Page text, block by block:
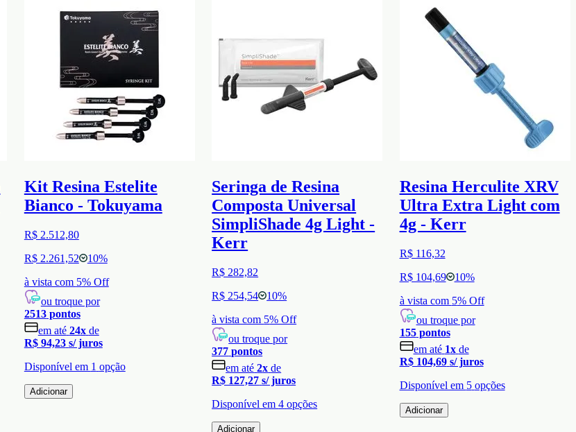
Kit Resina Estelite
Bianco - Tokuyama
R$ 2.512,80
R$ 2.261,52
10%
à vista com 5% Off
ou troque por
2513pontos
em até 24x de
R$ 94,23 s/ juros
Disponível em 1 opção
Adicionar
Seringa de Resina
Composta Universal
SimpliShade 4g Light -
Kerr
R$ 282,82
R$ 254,54
10%
à vista com 5% Off
ou troque por
377 pontos
em até 2x de
R$ 127,27 s/ juros
Disponível em4 opções
Adicionar
Resina Herculite XRV
Ultra Extra Light com
4g - Kerr
R$ 116,32
R$ 104,69
10%
à vista com 5% Off
ou troque por
155pontos
em até 1x de
R$ 104,69 s/ juros
Disponível em 5 opções
Adicionar